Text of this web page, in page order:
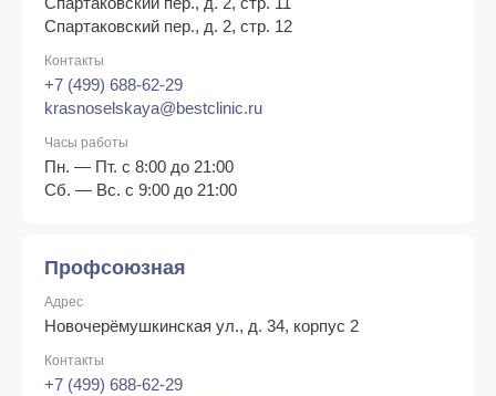
Спартаковский пер., д. 2, стр. 12
Контакты
+7 (499) 688-62-29
krasnoselskaya@bestclinic.ru
Часы работы
Пн. — Пт. с 8:00 до 21:00
Сб. — Вс. с 9:00 до 21:00
Профсоюзная
Адрес
Новочерёмушкинская ул., д. 34, корпус 2
Контакты
+7 (499) 688-62-29